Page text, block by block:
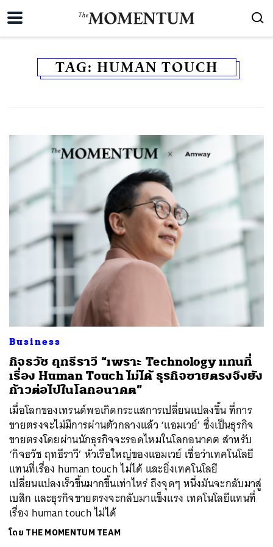
TAG: HUMAN TOUCH
Business
กิจธวัช ฤทธีราวี “เพราะ Technology แทนที่
เรื่อง Human Touch ไม่ได้ ธุรกิจขายตรงจึงยัง
ก้าวต่อไปในโลกอนาคต”
เมื่อโลกของเทรนด์พอเกิดกระแสการเปลี่ยนแปลงขึ้น ที่การ
ขายตรงจะไม่มีการผ่านตัวกลางแล้ว ‘แอมเวย์’ ซึ่งเป็นธุรกิจ
ขายตรงโดยผ่านนักธุรกิจจะรอดไหมในโลกอนาคต สำหรับ
‘กิจธวัช ฤทธีราวี’ หัวเรือใหญ่ของแอมเวย์ เชื่อว่าเทคโนโลยี
แทนที่เรื่อง human touch ไม่ได้ และยิ่งเทคโนโลยี
เปลี่ยนแปลงเร็วขึ้นมากขึ้นเท่าไหร่ ถึงจุดๆ หนึ่งมันจะกลับมาสู่
เบสิก และธุรกิจขายตรงจะกลับมาแข็งแรง เทคโนโลยีแทนที่
เรื่อง human touch ไม่ได้
โดย THE MOMENTUM TEAM
SHARE TWEET LINE EMAIL